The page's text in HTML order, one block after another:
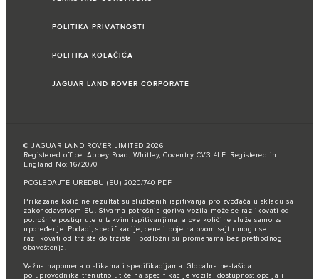
POLITIKA PRIVATNOSTI
POLITIKA KOLAČIĆA
JAGUAR LAND ROVER CORPORATE
© JAGUAR LAND ROVER LIMITED 2026
Registered office: Abbey Road, Whitley, Coventry CV3 4LF. Registered in
England No: 1672070
POGLEDAJTE UREDBU (EU) 2020/740 PDF
Prikazane količine rezultat su službenih ispitivanja proizvođača u skladu sa
zakonodavstvom EU. Stvarna potrošnja goriva vozila može se razlikovati od
potrošnje postignute u takvim ispitivanjima, a ove količine služe samo za
upoređenje. Podaci, specifikacije, cene i boje na ovom sajtu mogu se
razlikovati od tržišta do tržišta i podložni su promenama bez prethodnog
obaveštenja.
Važna napomena o slikama i specifikacijama. Globalna nestašica
poluprovodnika trenutno utiče na specifikacije vozila, dostupnost opcija i